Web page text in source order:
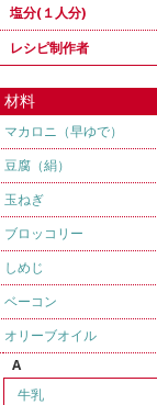
塩分(１人分)
レシピ制作者
材料
マカロニ（早ゆで）
豆腐（絹）
玉ねぎ
ブロッコリー
しめじ
ベーコン
オリーブオイル
A
牛乳